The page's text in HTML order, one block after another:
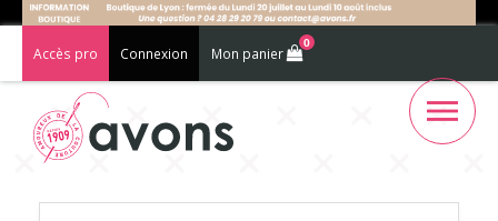
Accès pro Connexion Mon panier
0